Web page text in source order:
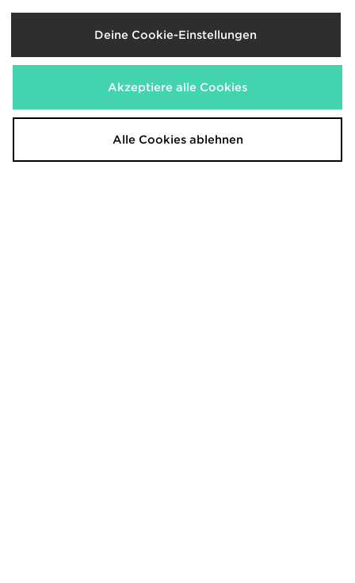
Deine Cookie-Einstellungen
Akzeptiere alle Cookies
Alle Cookies ablehnen